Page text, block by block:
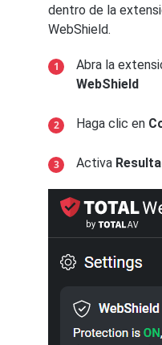
dentro de la
WebShield.
Abra la
WebShield
Haga clic en
Activa